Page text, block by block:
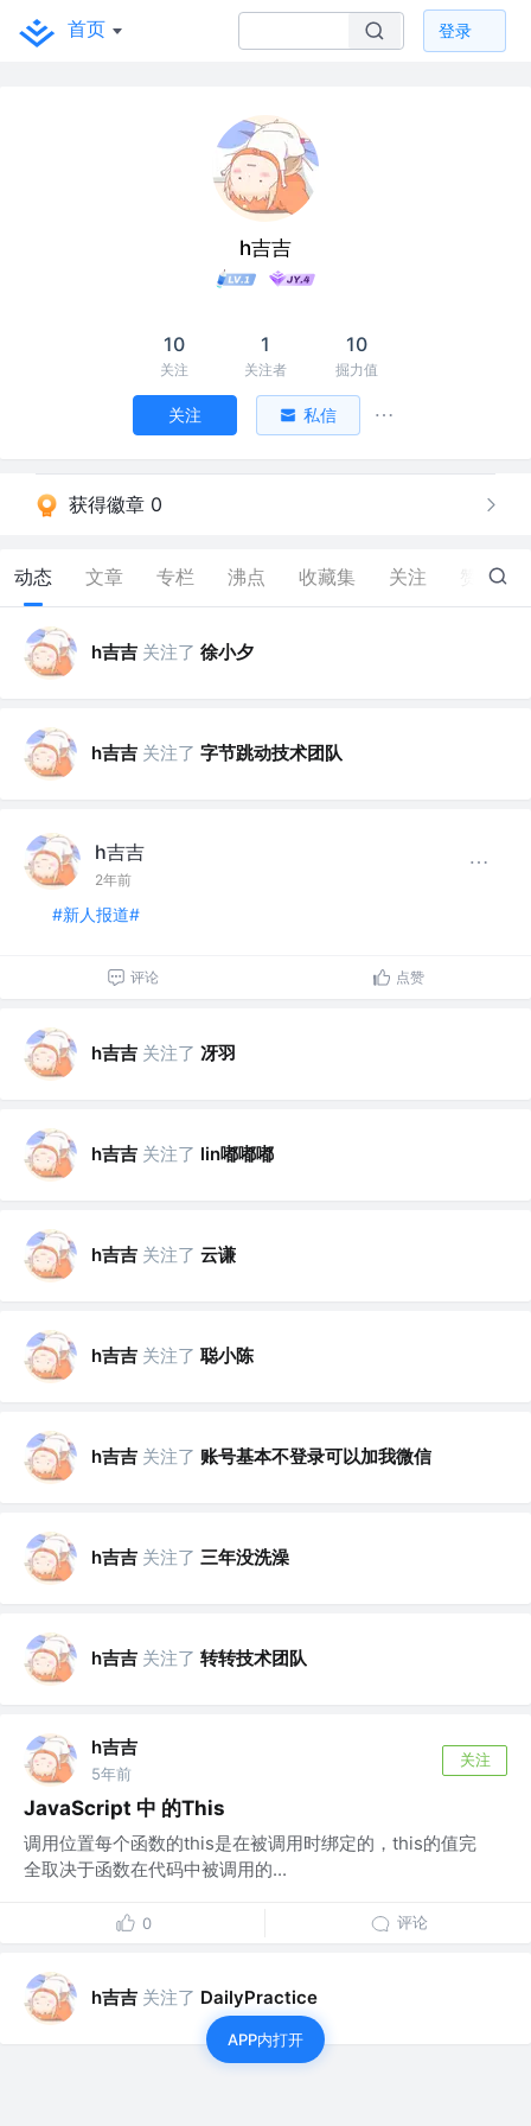
首页 登录
h吉吉
10
关注
1
关注者
10
掘力值
关注 私信
获得徽章 0
动态 文章 专栏 沸点 收藏集 关注 0
h吉吉 关注了 徐小夕
h吉吉 关注了 字节跳动技术团队
h吉吉
2年前
#新人报道#
评论 点赞
h吉吉 关注了 冴羽
h吉吉 关注了 lin嘟嘟嘟
h吉吉 关注了 云谦
h吉吉 关注了 聪小陈
h吉吉 关注了 账号基本不登录可以加我微信
h吉吉 关注了 三年没洗澡
h吉吉 关注了 转转技术团队
h吉吉
5年前
关注
JavaScript 中 的This
调用位置每个函数的this是在被调用时绑定的，this的值完
全取决于函数在代码中被调用的...
0 评论
h吉吉 关注了 DailyPractice
APP内打开